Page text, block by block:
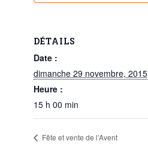
DÉTAILS
Date :
dimanche 29 novembre, 2015
Heure :
15 h 00 min
Fête et vente de l’Avent